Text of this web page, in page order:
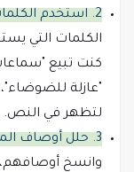
2. استخدم الكلمات المفتاحية بذكاء
الكلمات التي
كنت تبيع
"عازلة
لتظهر في النص.
3. حلل أوصاف المنافسين
وانسخ أوصافهم،